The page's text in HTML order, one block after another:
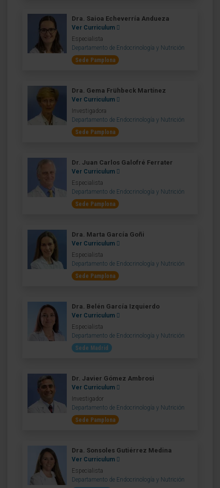
Dra. Saioa Echeverría Andueza
Ver Curriculum
Especialista
Departamento de Endocrinología y Nutrición
Sede Pamplona
Dra. Gema Frühbeck Martínez
Ver Curriculum
Investigadora
Departamento de Endocrinología y Nutrición
Sede Pamplona
Dr. Juan Carlos Galofré Ferrater
Ver Curriculum
Especialista
Departamento de Endocrinología y Nutrición
Sede Pamplona
Dra. Marta García Goñi
Ver Curriculum
Especialista
Departamento de Endocrinología y Nutrición
Sede Pamplona
Dra. Belén García Izquierdo
Ver Curriculum
Especialista
Departamento de Endocrinología y Nutrición
Sede Madrid
Dr. Javier Gómez Ambrosi
Ver Curriculum
Investigador
Departamento de Endocrinología y Nutrición
Sede Pamplona
Dra. Sonsoles Gutiérrez Medina
Ver Curriculum
Especialista
Departamento de Endocrinología y Nutrición